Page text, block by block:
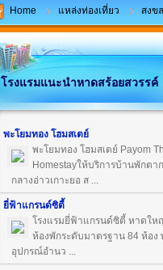
Home แหล่งท่องเที่ยว สงข
โรงแรมแนะนำหาดสร้อยสวรรค์
พะโยมทอง โฮมสเตย์
พะโยมทอง โฮมสเตย์ Payom
Homestayให้บริการบ้านพักตา
กลางอ่าวเกาะยอ ส ...
ยี่ฟ้าแกรนด์ซิตี้
โรงแรมยี่ฟ้าแกรนด์ซิตี้ หาดให
ห้องพักระดับมาตรฐาน 84 ห้อง
อุปกรณ์อำนว ...